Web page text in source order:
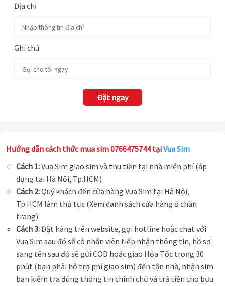
Địa chỉ
Ghi chú
Đặt ngay
Hướng dẫn cách thức mua sim 0766475744 tạiVua Sim
Cách 1:Vua Sim giao sim và thu tiền tại nhà miễn phí (áp
dụng tại Hà Nội, Tp.HCM)
Cách 2:Quý khách đến cửa hàng Vua Sim tại Hà Nội,
Tp.HCM làm thủ tục (Xem danh sách cửa hàng ở chân
trang)
Cách 3:Đặt hàng trên website, gọi hotline hoặc chat với
Vua Sim sau đó sẽ có nhân viên tiếp nhận thông tin, hồ sơ
sang tên sau đó sẽ gửi COD hoặc giao Hỏa Tốc trong 30
phút (bạn phải hỗ trợ phí giao sim) đến tận nhà, nhận sim
bạn kiểm tra đúng thông tin chính chủ và trả tiền cho bưu